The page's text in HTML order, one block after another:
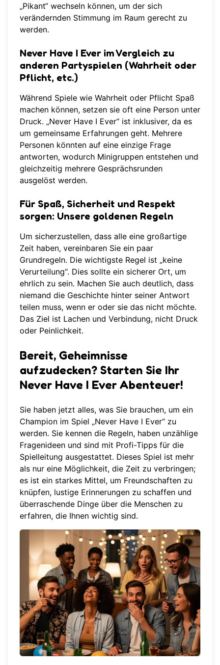
„Pikant“ wechseln können, um der sich
verändernden Stimmung im Raum gerecht zu
werden.
Never Have I Ever im Vergleich zu
anderen Partyspielen (Wahrheit oder
Pflicht, etc.)
Während Spiele wie Wahrheit oder Pflicht Spaß
machen können, setzen sie oft eine Person unter
Druck. „Never Have I Ever“ ist inklusiver, da es
um gemeinsame Erfahrungen geht. Mehrere
Personen könnten auf eine einzige Frage
antworten, wodurch Minigruppen entstehen und
gleichzeitig mehrere Gesprächsrunden
ausgelöst werden.
Für Spaß, Sicherheit und Respekt
sorgen: Unsere goldenen Regeln
Um sicherzustellen, dass alle eine großartige
Zeit haben, vereinbaren Sie ein paar
Grundregeln. Die wichtigste Regel ist „keine
Verurteilung“. Dies sollte ein sicherer Ort, um
ehrlich zu sein. Machen Sie auch deutlich, dass
niemand die Geschichte hinter seiner Antwort
teilen muss, wenn er oder sie das nicht möchte.
Das Ziel ist Lachen und Verbindung, nicht Druck
oder Peinlichkeit.
Bereit, Geheimnisse
aufzudecken? Starten Sie Ihr
Never Have I Ever Abenteuer!
Sie haben jetzt alles, was Sie brauchen, um ein
Champion im Spiel „Never Have I Ever“ zu
werden. Sie kennen die Regeln, haben unzählige
Fragenideen und sind mit Profi-Tipps für die
Spielleitung ausgestattet. Dieses Spiel ist mehr
als nur eine Möglichkeit, die Zeit zu verbringen;
es ist ein starkes Mittel, um Freundschaften zu
knüpfen, lustige Erinnerungen zu schaffen und
überraschende Dinge über die Menschen zu
erfahren, die Ihnen wichtig sind.